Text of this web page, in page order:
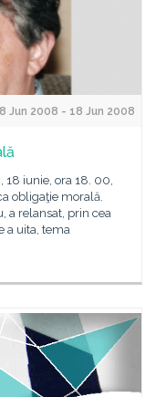
Jun 2008 - 18 Jun 2008
iunie, ora 18. 00,
obligaţie morală.
a relansat, prin cea
a uita, tema